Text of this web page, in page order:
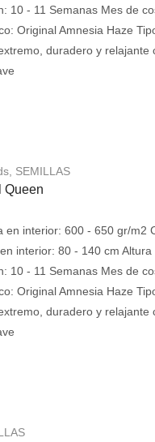
10 - 11 Semanas Mes de
Original Amnesia Haze
duradero y relajante
SEMILLAS
Queen
en interior: 600 - 650 gr/m2
interior: 80 - 140 cm Altura
10 - 11 Semanas Mes de
Original Amnesia Haze
duradero y relajante